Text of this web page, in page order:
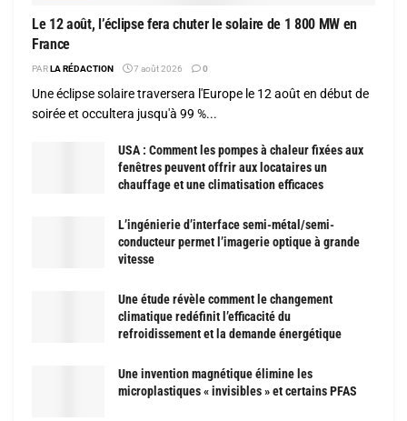
Le 12 août, l’éclipse fera chuter le solaire de 1 800 MW en
France
PARLA RÉDACTION 7 août 2026 0
Une éclipse solaire traversera l'Europe le 12 août en début de
soirée et occultera jusqu'à 99 %...
USA : Comment les pompes à chaleur fixées aux
fenêtres peuvent offrir aux locataires un
chauffage et une climatisation efficaces
L’ingénierie d’interface semi-métal/semi-
conducteur permet l’imagerie optique à grande
vitesse
Une étude révèle comment le changement
climatique redéfinit l’efficacité du
refroidissement et la demande énergétique
Une invention magnétique élimine les
microplastiques « invisibles » et certains PFAS